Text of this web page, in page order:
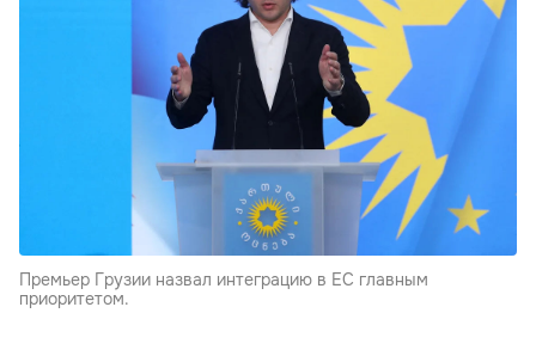
Премьер Грузии назвал интеграцию в ЕС главным
приоритетом.